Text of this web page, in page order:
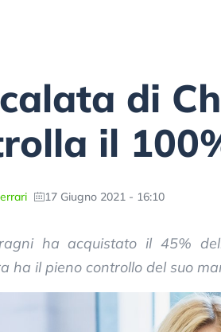
di
il
17 Giugno 2021 - 16:10
ha acquistato il 45%
ha il pieno controllo del suo